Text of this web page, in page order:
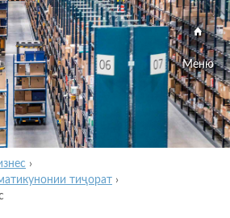
Меню
›
тиҷорат ›